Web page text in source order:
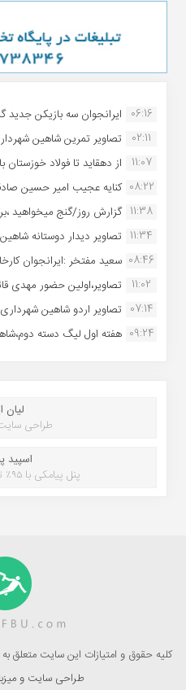
06:16 ایرانجوان سه بازیکن جدید
02:11
تصاویر تمرین شاهین
11:07
از دهقاید تا فولاد
08:22 کنایه عجیب امیر حسین
11:38 گزارش روز/گنج میخواهید
11:34 تصاویر دیدار دوستانه
08:46 سعید مفتخر :ایرانجوان
11:02
تصاویر،اولین حضور مهدی
07:14 تصاویر اردو شاهین
09:24 هفته اول لیگ دسته
لیان
طراحی
اسپید
پنل پیامکی با ۹۵٪ تخفیف خرید پنل
کلیه حقوق و امتیازات این سایت متعلق
طراحی سایت و